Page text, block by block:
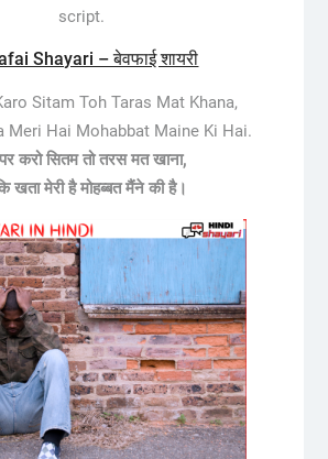
script.
Shayari – बेवफाई शायरी
Sitam Toh Taras Mat Khana,
Meri Hai Mohabbat Maine Ki Hai.
करो सितम तो तरस मत खाना,
खता मेरी है मोहब्बत मैंने की है।